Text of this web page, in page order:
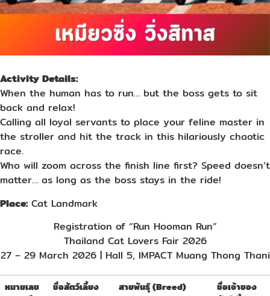
Activity Details:
When the human has to run… but the boss gets to sit
back and relax!
Calling all loyal servants to place your feline master in
the stroller and hit the track in this hilariously chaotic
race.
Who will zoom across the finish line first? Speed doesn’t
matter… as long as the boss stays in the ride!
Place:Cat Landmark
Registration of “Run Hooman Run”
Thailand Cat Lovers Fair 2026
27 – 29 March 2026 | Hall 5, IMPACT Muang Thong Thani
หมายเลข
ชื่อสัตว์เลี้ยง
สายพันธุ์ (Breed)
ชื่อเจ้าของ